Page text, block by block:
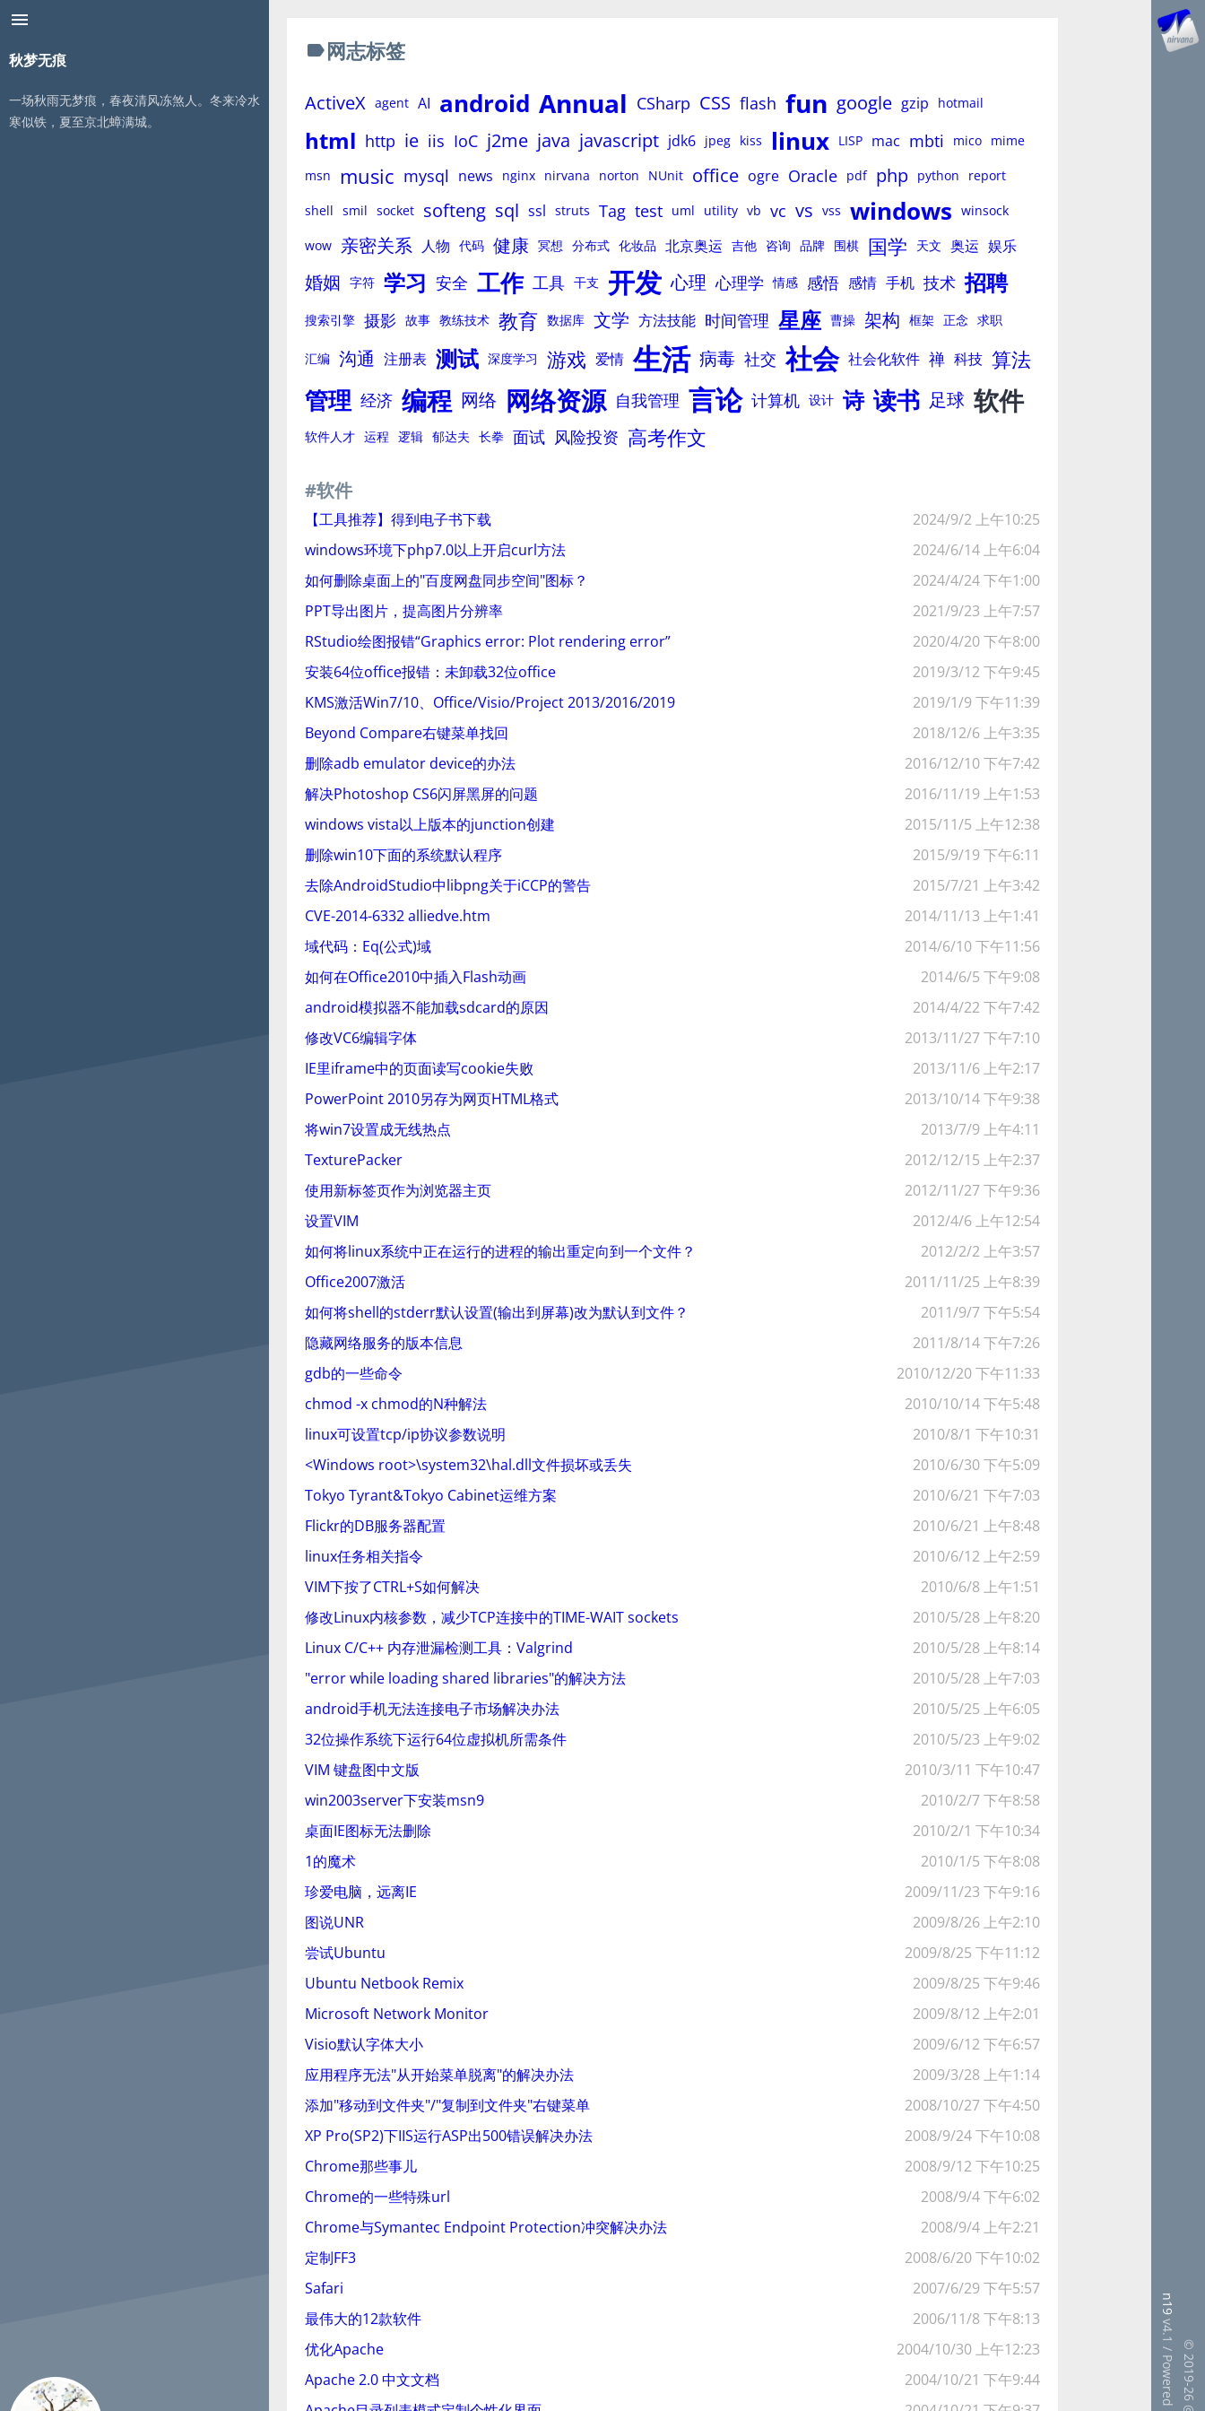
menu
秋梦无痕
一场秋雨无梦痕，春夜清风冻煞人。冬来冷水
寒似铁，夏至京北蟑满城。
label网志标签
ActiveX agent AI android Annual CSharp CSS flash fun google gzip hotmail
html http ie iis IoC j2me java javascript jdk6 jpeg kiss linux LISP mac mbti mico mime
msn music mysql news nginx nirvana norton NUnit office ogre Oracle pdf php python report
shell smil socket softeng sql ssl struts Tag test uml utility vb vc vs vss windows winsock
wow 亲密关系 人物 代码 健康 冥想 分布式 化妆品 北京奥运 吉他 咨询 品牌 围棋 国学 天文 奥运 娱乐
婚姻 字符 学习 安全 工作 工具 干支 开发 心理 心理学 情感 感悟 感情 手机 技术 招聘
搜索引擎 摄影 故事 教练技术 教育 数据库 文学 方法技能 时间管理 星座 曹操 架构 框架 正念 求职
汇编 沟通 注册表 测试 深度学习 游戏 爱情 生活 病毒 社交 社会 社会化软件 禅 科技 算法
管理 经济 编程 网络 网络资源 自我管理 言论 计算机 设计 诗 读书 足球 软件
软件人才 运程 逻辑 郁达夫 长拳 面试 风险投资 高考作文
#软件
【工具推荐】得到电子书下载
2024/9/2 上午10:25
windows环境下php7.0以上开启curl方法
2024/6/14 上午6:04
如何删除桌面上的"百度网盘同步空间"图标？
2024/4/24 下午1:00
PPT导出图片，提高图片分辨率
2021/9/23 上午7:57
RStudio绘图报错“Graphics error: Plot rendering error”
2020/4/20 下午8:00
安装64位office报错：未卸载32位office
2019/3/12 下午9:45
KMS激活Win7/10、Office/Visio/Project 2013/2016/2019
2019/1/9 下午11:39
Beyond Compare右键菜单找回
2018/12/6 上午3:35
删除adb emulator device的办法
2016/12/10 下午7:42
解决Photoshop CS6闪屏黑屏的问题
2016/11/19 上午1:53
windows vista以上版本的junction创建
2015/11/5 上午12:38
删除win10下面的系统默认程序
2015/9/19 下午6:11
去除AndroidStudio中libpng关于iCCP的警告
2015/7/21 上午3:42
CVE-2014-6332 alliedve.htm
2014/11/13 上午1:41
域代码：Eq(公式)域
2014/6/10 下午11:56
如何在Office2010中插入Flash动画
2014/6/5 下午9:08
android模拟器不能加载sdcard的原因
2014/4/22 下午7:42
修改VC6编辑字体
2013/11/27 下午7:10
IE里iframe中的页面读写cookie失败
2013/11/6 上午2:17
PowerPoint 2010另存为网页HTML格式
2013/10/14 下午9:38
将win7设置成无线热点
2013/7/9 上午4:11
TexturePacker
2012/12/15 上午2:37
使用新标签页作为浏览器主页
2012/11/27 下午9:36
设置VIM
2012/4/6 上午12:54
如何将linux系统中正在运行的进程的输出重定向到一个文件？
2012/2/2 上午3:57
Office2007激活
2011/11/25 上午8:39
如何将shell的stderr默认设置(输出到屏幕)改为默认到文件？
2011/9/7 下午5:54
隐藏网络服务的版本信息
2011/8/14 下午7:26
gdb的一些命令
2010/12/20 下午11:33
chmod -x chmod的N种解法
2010/10/14 下午5:48
linux可设置tcp/ip协议参数说明
2010/8/1 下午10:31
<Windows root>\system32\hal.dll文件损坏或丢失
2010/6/30 下午5:09
Tokyo Tyrant&Tokyo Cabinet运维方案
2010/6/21 下午7:03
Flickr的DB服务器配置
2010/6/21 上午8:48
linux任务相关指令
2010/6/12 上午2:59
VIM下按了CTRL+S如何解决
2010/6/8 上午1:51
修改Linux内核参数，减少TCP连接中的TIME-WAIT sockets
2010/5/28 上午8:20
Linux C/C++ 内存泄漏检测工具：Valgrind
2010/5/28 上午8:14
"error while loading shared libraries"的解决方法
2010/5/28 上午7:03
android手机无法连接电子市场解决办法
2010/5/25 上午6:05
32位操作系统下运行64位虚拟机所需条件
2010/5/23 上午9:02
VIM 键盘图中文版
2010/3/11 下午10:47
win2003server下安装msn9
2010/2/7 下午8:58
桌面IE图标无法删除
2010/2/1 下午10:34
1的魔术
2010/1/5 下午8:08
珍爱电脑，远离IE
2009/11/23 下午9:16
图说UNR
2009/8/26 上午2:10
尝试Ubuntu
2009/8/25 下午11:12
Ubuntu Netbook Remix
2009/8/25 下午9:46
Microsoft Network Monitor
2009/8/12 上午2:01
Visio默认字体大小
2009/6/12 下午6:57
应用程序无法"从开始菜单脱离"的解决办法
2009/3/28 上午1:14
添加"移动到文件夹"/"复制到文件夹"右键菜单
2008/10/27 下午4:50
XP Pro(SP2)下IIS运行ASP出500错误解决办法
2008/9/24 下午10:08
Chrome那些事儿
2008/9/12 下午10:25
Chrome的一些特殊url
2008/9/4 下午6:02
Chrome与Symantec Endpoint Protection冲突解决办法
2008/9/4 上午2:21
定制FF3
2008/6/20 下午10:02
Safari
2007/6/29 下午5:57
最伟大的12款软件
2006/11/8 下午8:13
优化Apache
2004/10/30 上午12:23
Apache 2.0 中文文档
2004/10/21 下午9:44
n19